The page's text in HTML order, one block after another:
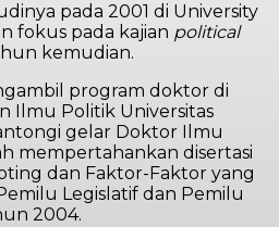
pada 2001 di University
fokus pada kajian political
kemudian.
program doktor di
Ilmu Politik Universitas
gelar Doktor Ilmu
mempertahankan disertasi
dan Faktor-Faktor yang
Legislatif dan Pemilu
2004.